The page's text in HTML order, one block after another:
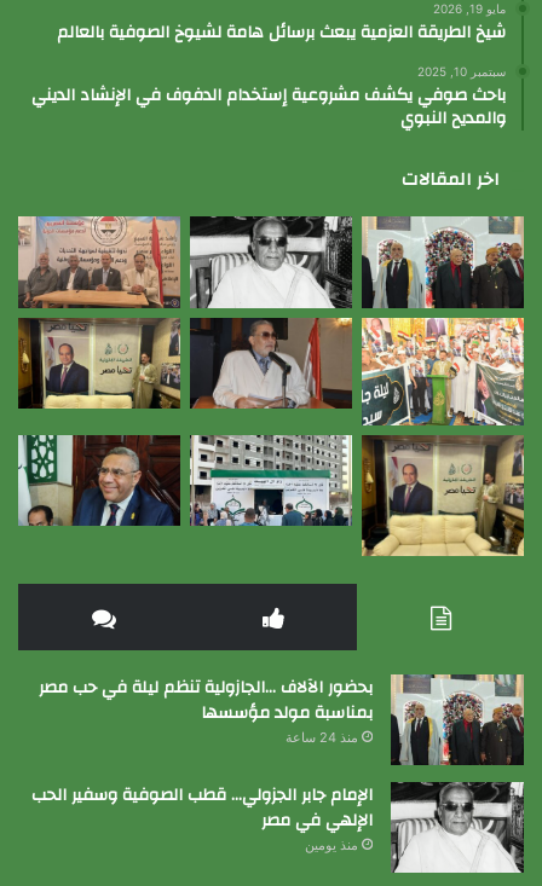
مايو 19, 2026
شيخ الطريقة العزمية يبعث برسائل هامة لشيوخ الصوفية بالعالم
سبتمبر 10, 2025
باحث صوفي يكشف مشروعية إستخدام الدفوف في الإنشاد الديني
والمديح النبوي
اخر المقالات
بحضور الآلاف …الجازولية تنظم ليلة في حب مصر
بمناسبة مولد مؤسسها
منذ 24 ساعة
الإمام جابر الجزولي… قطب الصوفية وسفير الحب
الإلهي في مصر
منذ يومين